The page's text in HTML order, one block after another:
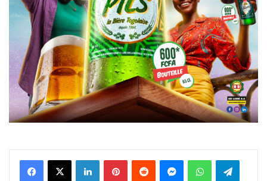
FacebookX Linkedin PinterestReddit MessengerWhatsAppTelegram